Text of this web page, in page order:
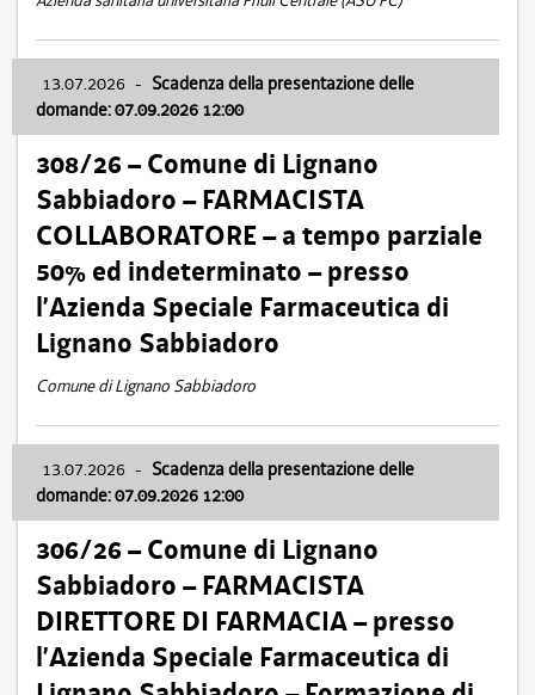
13.07.2026 - Scadenza della presentazione delle
domande: 07.09.2026 12:00
308/26 – Comune di Lignano
Sabbiadoro – FARMACISTA
COLLABORATORE – a tempo parziale
50% ed indeterminato – presso
l’Azienda Speciale Farmaceutica di
Lignano Sabbiadoro
Comune di Lignano Sabbiadoro
13.07.2026 - Scadenza della presentazione delle
domande: 07.09.2026 12:00
306/26 – Comune di Lignano
Sabbiadoro – FARMACISTA
DIRETTORE DI FARMACIA – presso
l’Azienda Speciale Farmaceutica di